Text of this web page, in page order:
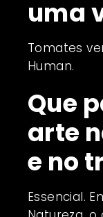
uma
Tomates
Human.
Que
arte
e no
Essencial.